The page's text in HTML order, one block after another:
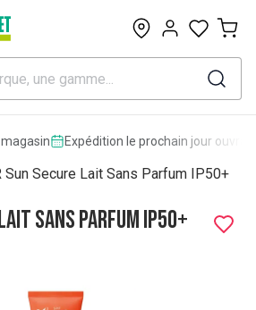
0
magasin Expédition le prochain jour
Sun Secure Lait Sans Parfum IP50+
Sans Parfum IP50+